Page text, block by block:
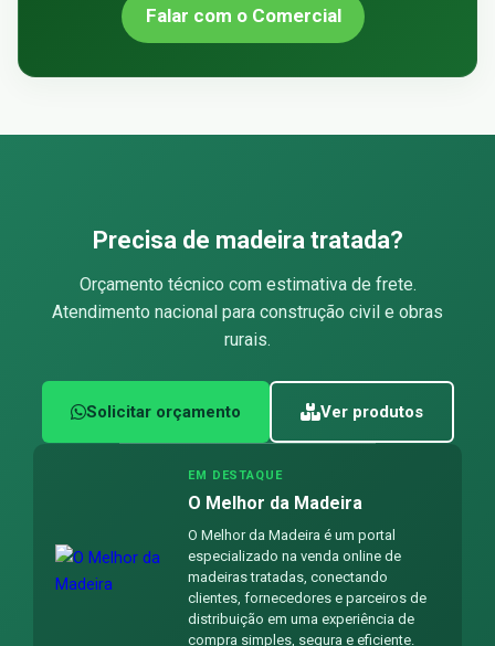
Falar com o Comercial
Precisa de madeira tratada?
Orçamento técnico com estimativa de frete.
Atendimento nacional para construção civil e obras
rurais.
Solicitar orçamento Ver produtos
EM DESTAQUE
O Melhor da Madeira
O Melhor da Madeira é um portal
especializado na venda online de
madeiras tratadas, conectando
clientes, fornecedores e parceiros de
distribuição em uma experiência de
compra simples, segura e eficiente.